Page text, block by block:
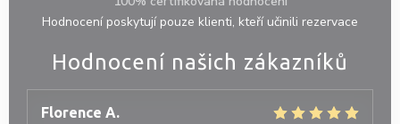
Hodnocení našich zákazníků
Florence A
Hodnocení poskytují pouze klienti, kteří učinili rezervace